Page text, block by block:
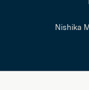
Nishika